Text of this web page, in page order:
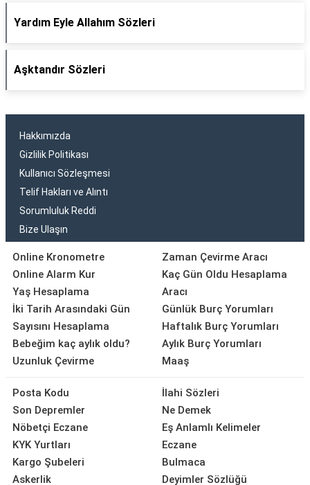
Yardım Eyle Allahım Sözleri
Aşktandır Sözleri
Hakkımızda
Gizlilik Politikası
Kullanıcı Sözleşmesi
Telif Hakları ve Alıntı
Sorumluluk Reddi
Bize Ulaşın
Online Kronometre
Online Alarm Kur
Yaş Hesaplama
İki Tarih Arasındaki Gün
Sayısını Hesaplama
Bebeğim kaç aylık oldu?
Uzunluk Çevirme
Zaman Çevirme Aracı
Kaç Gün Oldu Hesaplama
Aracı
Günlük Burç Yorumları
Haftalık Burç Yorumları
Aylık Burç Yorumları
Maaş
Posta Kodu
Son Depremler
Nöbetçi Eczane
KYK Yurtları
Kargo Şubeleri
Askerlik
İlahi Sözleri
Ne Demek
Eş Anlamlı Kelimeler
Eczane
Bulmaca
Deyimler Sözlüğü